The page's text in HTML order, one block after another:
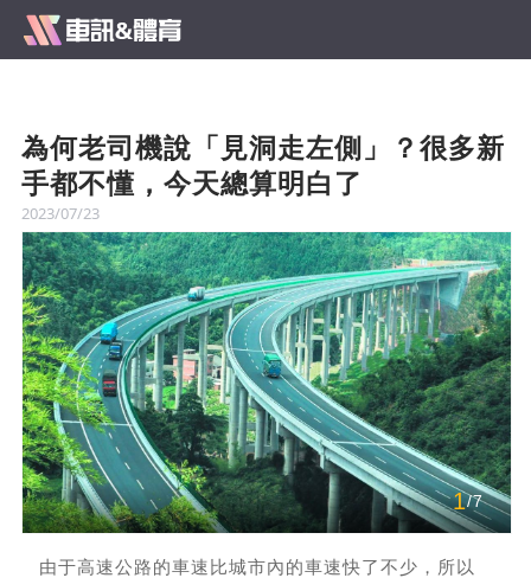
為何老司機說「見洞走左側」？很多新
手都不懂，今天總算明白了
2023/07/23
1/7
由于高速公路的車速比城市內的車速快了不少，所以